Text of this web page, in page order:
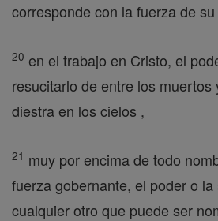
corresponde con la fuerza de
20 en el trabajo en Cristo, el
resucitarlo de entre los muertos
diestra en los cielos ,
21 muy por encima de todo
fuerza gobernante, el poder o
cualquier otro que puede ser